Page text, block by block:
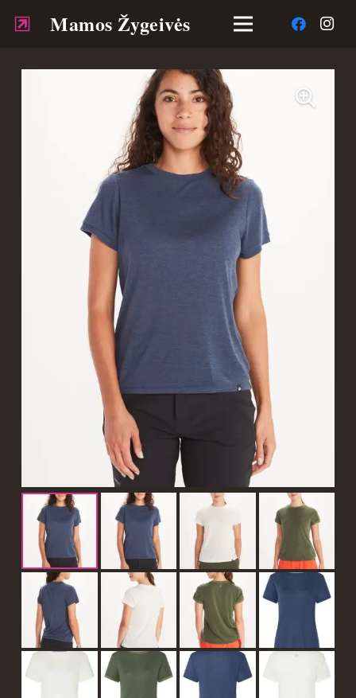
Mamos Žygeivės